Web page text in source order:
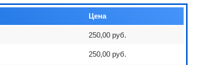
Цена
250,00 руб.
250,00 руб.